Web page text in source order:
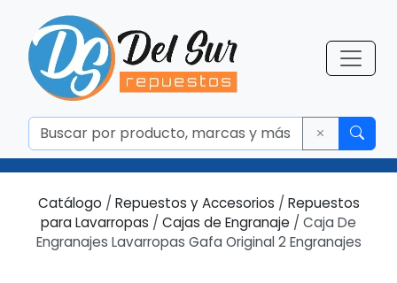
Catálogo / Repuestos y Accesorios / Repuestos
para Lavarropas / Cajas de Engranaje / Caja De
Engranajes Lavarropas Gafa Original 2 Engranajes